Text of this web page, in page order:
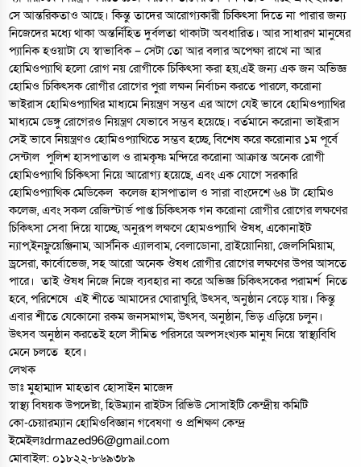
সে আন্তরিকতাও আছে। কিন্তু তাদের আরোগ্যকারী চিকিৎসা দিতে না পারার জন্য
নিজেদের মধ্যে থাকা অন্তর্নিহিত দুর্বলতা থাকাটা অবধারিত। আর সাধারণ মানুষের
প্যানিক হওয়াটা যে স্বাভাবিক – সেটা তো আর বলার অপেক্ষা রাখে না আর
হোমিওপ্যাথি হলো রোগ নয় রোগীকে চিকিৎসা করা হয়,এই জন্য এক জন অভিজ্ঞ
হোমিও চিকিৎসক রোগীর রোগের পুরা লক্ষন নির্বাচন করতে পারলে, করোনা
ভাইরাস হোমিওপ্যাথির মাধ্যমে নিয়ন্ত্রণ সম্ভব এর আগে যেই ভাবে হোমিওপ্যাথির
মাধ্যমে ডেঙ্গু রোগেরও নিয়ন্ত্রণ যেভাবে সম্ভব হয়েছে। বর্তমানে করোনা ভাইরাস
সেই ভাবে নিয়ন্ত্রণও হোমিওপ্যাথিতে সম্ভব হচ্ছে, বিশেষ করে করোনার ১ম পূর্বে
সেন্টাল পুলিশ হাসপাতাল ও রামকৃষ্ণ মন্দিরে করোনা আক্রান্ত অনেক রোগী
হোমিওপ্যাথি চিকিৎসা নিয়ে আরোগ্য হয়েছে, এবং এক যোগে সরকারি
হোমিওপ্যাথিক মেডিকেল কলেজ হাসপাতাল ও সারা বাংদেশে ৬৪ টা হোমিও
কলেজ, এবং সকল রেজিস্টার্ড পাপ্ত চিকিৎসক গন করোনা রোগীর রোগের লক্ষণের
চিকিৎসা সেবা দিয়ে যাচ্ছে, অনুরূপ লক্ষণে হোমওপ্যাথি ঔষধ, একোনাইট
ন্যাপ,ইনফ্লুয়েঞ্জিনাম, আর্সনিক এ্যালবাম, বেলাডোনা, ব্রাইয়োনিয়া, জেলসিমিয়াম,
ড্রসেরা, কার্বোভেজ, সহ আরো অনেক ঔষধ রোগীর রোগের লক্ষণের উপর আসতে
পারে। তাই ঔষধ নিজে নিজে ব্যবহার না করে অভিজ্ঞ চিকিৎসকের পরামর্শ নিতে
হবে, পরিশেষে এই শীতে আমাদের ঘোরাঘুরি, উৎসব, অনুষ্ঠান বেড়ে যায়। কিন্তু
এবার শীতে যেকোনো রকম জনসমাগম, উৎসব, অনুষ্ঠান, ভিড় এড়িয়ে চলুন।
উৎসব অনুষ্ঠান করতেই হলে সীমিত পরিসরে অল্পসংখ্যক মানুষ নিয়ে স্বাস্থ্যবিধি
মেনে চলতে হবে।
লেখক
ডাঃ মুহাম্মাদ মাহতাব হোসাইন মাজেদ
স্বাস্থ্য বিষয়ক উপদেষ্টা, হিউম্যান রাইটস রিভিউ সোসাইটি কেন্দ্রীয় কমিটি
কো-চেয়ারম্যান হোমিওবিজ্ঞান গবেষণা ও প্রশিক্ষণ কেন্দ্র
ইমেইলঃdrmazed96@gmail.com
মোবাইল: ০১৮২২-৮৬৯৩৮৯